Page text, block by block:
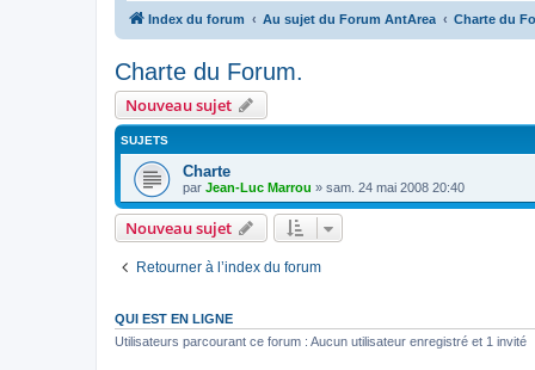
Index du forum Au sujet du Forum AntArea Charte du
Charte du Forum.
Nouveau sujet
SUJETS
Charte
par Jean-Luc Marrou » sam. 24 mai 2008 20:40
Nouveau sujet
Retourner à l’index du forum
QUI EST EN LIGNE
Utilisateurs parcourant ce forum : Aucun utilisateur enregistré et 1 invité